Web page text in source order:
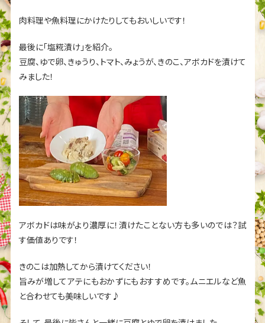
肉料理や魚料理にかけたりしてもおいしいです！
最後に「塩糀漬け」を紹介。
豆腐、ゆで卵、きゅうり、トマト、みょうが、きのこ、アボカドを漬けて
みました！
アボカドは味がより濃厚に！漬けたことない方も多いのでは？試
す価値ありです！
きのこは加熱してから漬けてください！
旨みが増してアテにもおかずにもおすすめです。ムニエルなど魚
と合わせても美味しいです♪